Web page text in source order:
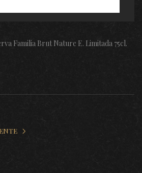
Familia Brut Nature E. Limitada 75cl.